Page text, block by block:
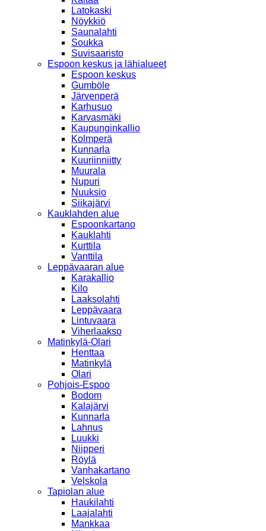
Latokaski
Nöykkiö
Saunalahti
Soukka
Suvisaaristo
Espoon keskus ja lähialueet
Espoon keskus
Gumböle
Järvenperä
Karhusuo
Karvasmäki
Kaupunginkallio
Kolmperä
Kunnarla
Kuuriinniitty
Muurala
Nupuri
Nuuksio
Siikajärvi
Kauklahden alue
Espoonkartano
Kauklahti
Kurttila
Vanttila
Leppävaaran alue
Karakallio
Kilo
Laaksolahti
Leppävaara
Lintuvaara
Viherlaakso
Matinkylä-Olari
Henttaa
Matinkylä
Olari
Pohjois-Espoo
Bodom
Kalajärvi
Kunnarla
Lahnus
Luukki
Niipperi
Röylä
Vanhakartano
Velskola
Tapiolan alue
Haukilahti
Laajalahti
Mankkaa